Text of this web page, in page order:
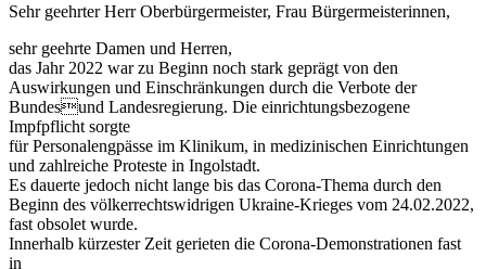
Sehr geehrter Herr Oberbürgermeister, Frau Bürgermeisterinnen,
sehr geehrte Damen und Herren,
das Jahr 2022 war zu Beginn noch stark geprägt von den
Auswirkungen und Einschränkungen durch die Verbote der
Bundesund Landesregierung. Die einrichtungsbezogene
Impfpflicht sorgte
für Personalengpässe im Klinikum, in medizinischen Einrichtungen
und zahlreiche Proteste in Ingolstadt.
Es dauerte jedoch nicht lange bis das Corona-Thema durch den
Beginn des völkerrechtswidrigen Ukraine-Krieges vom 24.02.2022,
fast obsolet wurde.
Innerhalb kürzester Zeit gerieten die Corona-Demonstrationen fast
in